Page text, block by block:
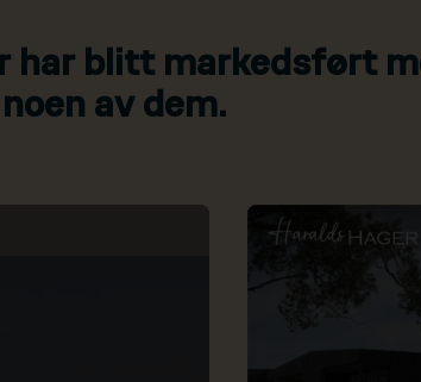
blitt markedsført
noen av dem.